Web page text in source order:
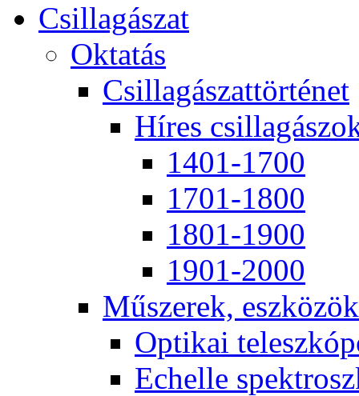
Csil­la­gá­szat
Ok­ta­tás
Csil­la­gá­szat­tör­té­net
Hí­res
1401-1700
1701-1800
1801-1900
1901-2000
Mű­sze­rek, esz­kö­zök
Op­ti­kai
Echel­le